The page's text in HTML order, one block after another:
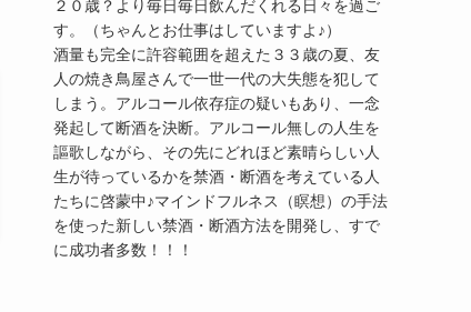
２０歳？より毎日毎日飲んだくれる日々を過ご
す。（ちゃんとお仕事はしていますよ♪）
酒量も完全に許容範囲を超えた３３歳の夏、友
人の焼き鳥屋さんで一世一代の大失態を犯して
しまう。アルコール依存症の疑いもあり、一念
発起して断酒を決断。アルコール無しの人生を
謳歌しながら、その先にどれほど素晴らしい人
生が待っているかを禁酒・断酒を考えている人
たちに啓蒙中♪マインドフルネス（瞑想）の手法
を使った新しい禁酒・断酒方法を開発し、すで
に成功者多数！！！